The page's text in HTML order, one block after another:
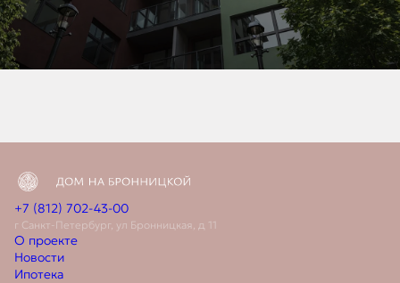
+7 (812) 702-43-00
г Санкт-Петербург, ул Бронницкая, д 11
О проекте
Новости
Ипотека